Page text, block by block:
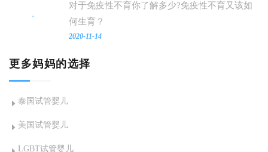
对于免疫性不育你了解多少?免疫性不育又该如
何生育？
2020-11-14
更多妈妈的选择
泰国试管婴儿
美国试管婴儿
LGBT试管婴儿